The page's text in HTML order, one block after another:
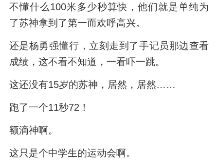
不懂什么100米多少秒算快，他们就是单纯为
了苏神拿到了第一而欢呼高兴。
还是杨勇强懂行，立刻走到了手记员那边查看
成绩，这不看不知道，一看吓一跳。
这还没有15岁的苏神，居然，居然……
跑了一个11秒72！
额滴神啊。
这只是个中学生的运动会啊。